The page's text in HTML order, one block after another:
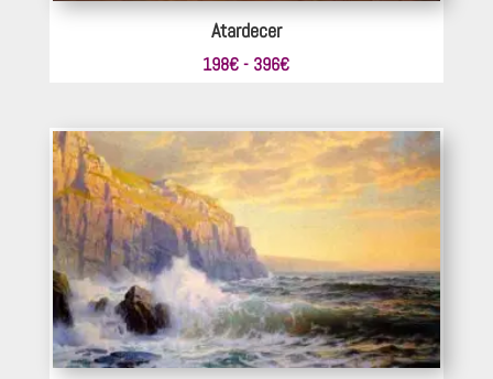
Atardecer
198€ - 396€Rango
desde
198€
hasta